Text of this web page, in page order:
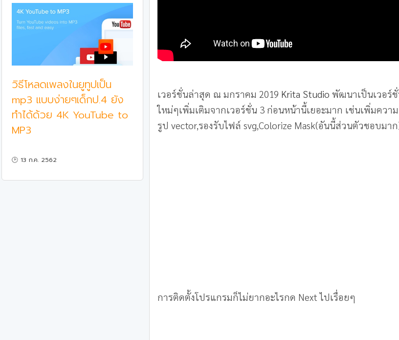
วิธีโหลดเพลงในยูทูปเป็น
mp3 แบบง่ายๆเด็กป.4 ยัง
ทำได้ด้วย 4K YouTube to
MP3
🕑 13 ก.ค. 2562
เวอร์ชั่นล่าสุด ณ มกราคม 2019 Krita Studio พัฒนาเป็นเวอร์ชั่
ใหม่ๆเพิ่มเติมจากเวอร์ชั่น 3 ก่อนหน้านี้เยอะมาก เช่นเพิ่มควา
รูป vector,รองรับไฟล์ svg,Colorize Mask(อันนี้ส่วนตัวชอบมา
การติดตั้งโปรแกรมก็ไม่ยากอะไรกด Next ไปเรื่อยๆ